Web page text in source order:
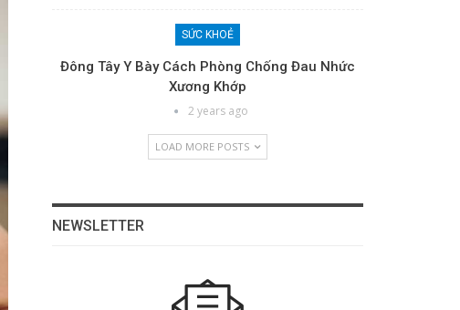
SỨC KHOẺ
Đông Tây Y Bày Cách Phòng Chống Đau Nhức
Xương Khớp
2 years ago
LOAD MORE POSTS
NEWSLETTER